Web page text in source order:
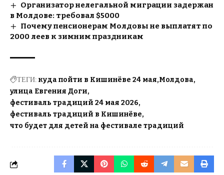
Организатор нелегальной миграции задержан
в Молдове: требовал $5000
Почему пенсионерам Молдовы не выплатят по
2000 леев к зимним праздникам
ТЕГИ: куда пойти в Кишинёве 24 мая Молдова
улица Евгения Доги
фестиваль традиций 24 мая 2026
фестиваль традиций в Кишинёве
что будет для детей на фестивале традиций